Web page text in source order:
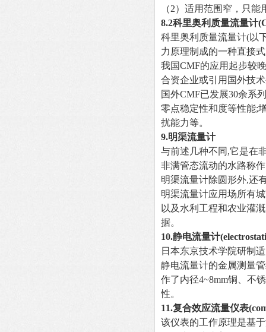
（2）适用范围窄，只
8.2科里奥利质量流量计
科里奥利质量流量计(以
力原理制成的一种直接
我国CMF的应用起步较
合资企业或引用国外技
国外CMF已发展30余系
零点稳定性和度等性能;
扰能力等。
9.明渠流量计
与前述几种不同,它是在
非满管态流动的水路称
明渠流量计除圆形外,还
明渠流量计应用场所有
以及水利工程和农业灌
据。
10.静电流量计
日本东京技术学院研制
静电流量计的金属测量
作了内径4~8mm铜、不
性。
11.复合效应流量仪表
该仪表的工作原理是基